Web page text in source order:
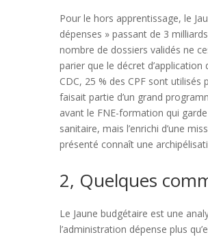
Pour le hors apprentissage, le
dépenses » passant de 3
nombre de dossiers validés ne
parier que le décret
CDC, 25 % des CPF sont
faisait partie d’un grand
avant le FNE-formation qui
sanitaire, mais l’enrichi d’une
présenté connaît une
2, Quelques
Le Jaune budgétaire est une
l’administration dépense plus